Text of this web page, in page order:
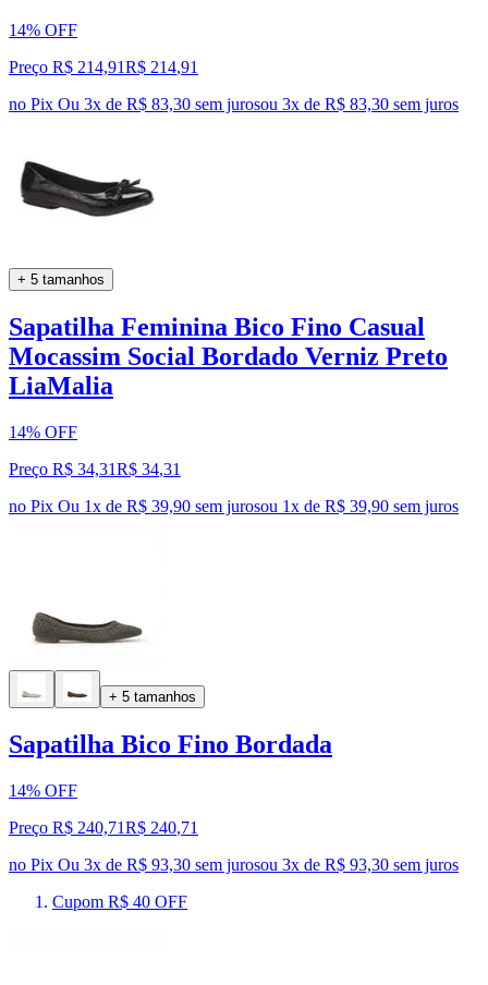
14% OFF
Preço R$ 214,91R$ 214,91
no Pix Ou 3x de R$ 83,30 sem jurosou 3x de R$ 83,30 sem juros
+ 5 tamanhos
Sapatilha Feminina Bico Fino Casual
Mocassim Social Bordado Verniz Preto
LiaMalia
14% OFF
Preço R$ 34,31R$ 34,31
no Pix Ou 1x de R$ 39,90 sem jurosou 1x de R$ 39,90 sem juros
+ 5 tamanhos
Sapatilha Bico Fino Bordada
14% OFF
Preço R$ 240,71R$ 240,71
no Pix Ou 3x de R$ 93,30 sem jurosou 3x de R$ 93,30 sem juros
Cupom R$ 40 OFF